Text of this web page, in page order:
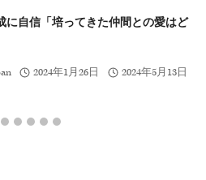
に自信「培ってきた仲間との愛はど
2024年1月26日 2024年5月13日